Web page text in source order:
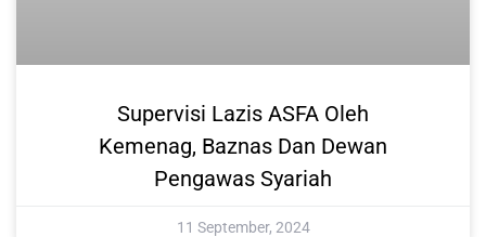
Supervisi Lazis ASFA Oleh
Kemenag, Baznas Dan Dewan
Pengawas Syariah
11 September, 2024